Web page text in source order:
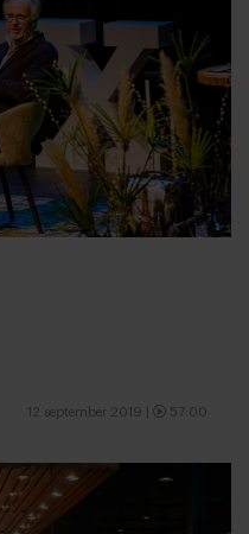
12 september 2019 57:00